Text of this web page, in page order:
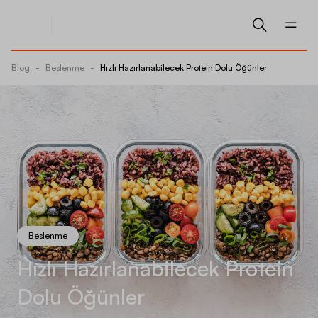
Blog - Beslenme - Hızlı Hazırlanabilecek Protein Dolu Öğünler
Beslenme
Hızlı Hazırlanabilecek Protein
Dolu Öğünler